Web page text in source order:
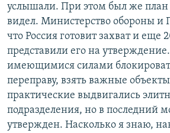
услышали. При этом был же план
видел. Министерство обороны и
что Россия готовит захват и еще
представили его на
имеющимися силами
переправу, взять важные
практические выдвигались
подразделения, но в последний
утвержден. Насколько я знаю,